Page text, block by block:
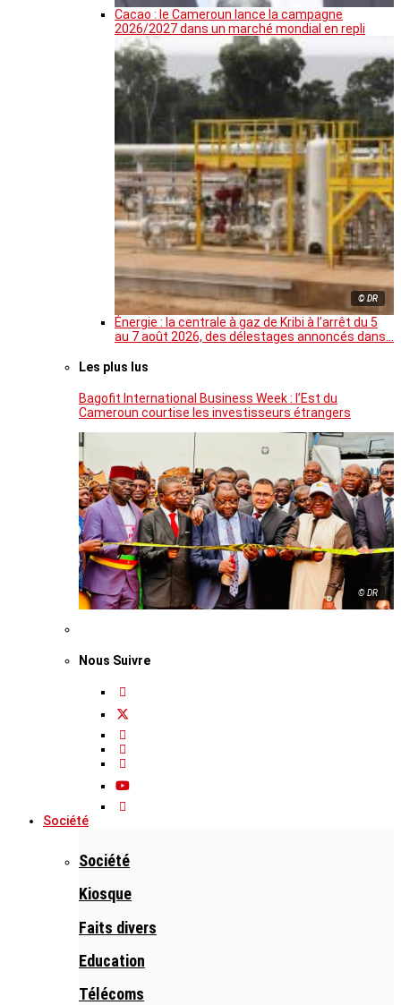
Cacao : le Cameroun lance la campagne
2026/2027 dans un marché mondial en repli
© DR
Énergie : la centrale à gaz de Kribi à l’arrêt du 5
au 7 août 2026, des délestages annoncés dans…
Les plus lus
Bagofit International Business Week : l’Est du
Cameroun courtise les investisseurs étrangers
© DR
Nous Suivre
Société
Société
Kiosque
Faits divers
Education
Télécoms